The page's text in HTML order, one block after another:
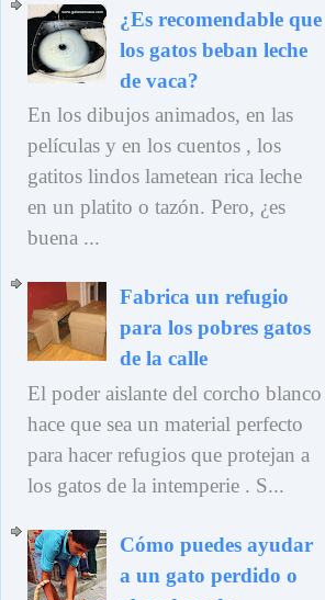
¿Es recomendable que
los gatos beban leche
de vaca?
En los dibujos animados, en las
películas y en los cuentos , los
gatitos lindos lametean rica leche
en un platito o tazón. Pero, ¿es
buena ...
Fabrica un refugio
para los pobres gatos
de la calle
El poder aislante del corcho blanco
hace que sea un material perfecto
para hacer refugios que protejan a
los gatos de la intemperie . S...
Cómo puedes ayudar
a un gato perdido o